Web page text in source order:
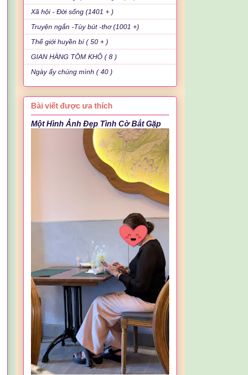
Xã hội - Đời sống (1401 + )
Truyện ngắn -Tùy bút -thơ (1001 +)
Thế giới huyền bí ( 50 + )
GIAN HÀNG TÔM KHÔ ( 8 )
Ngày ấy chúng mình ( 40 )
Bài viết được ưa thích
Một Hình Ảnh Đẹp Tình Cờ Bắt Gặp